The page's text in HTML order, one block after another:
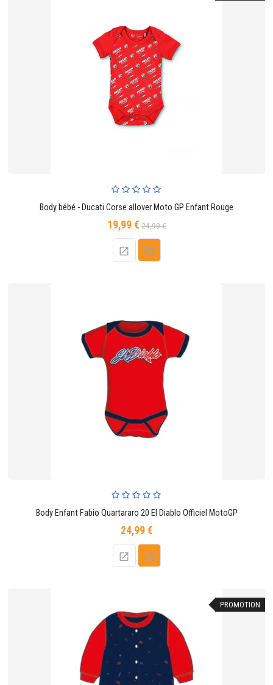
Body bébé - Ducati Corse allover Moto GP Enfant Rouge
19,99 €Prix
de
base
24,99 €Prix
Body Enfant Fabio Quartararo 20 El Diablo Officiel MotoGP
24,99 €Prix
PROMOTION